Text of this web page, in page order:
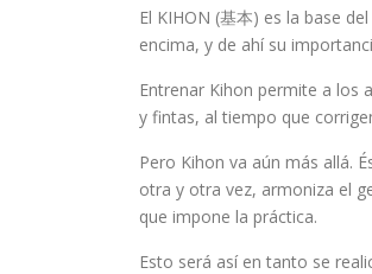
El KIHON (基本) es la base
encima, y de ahí su
Entrenar Kihon permite a los
y fintas, al tiempo que
Pero Kihon va aún más allá.
otra y otra vez, armoniza el
que impone la práctica.
Esto será así en tanto se